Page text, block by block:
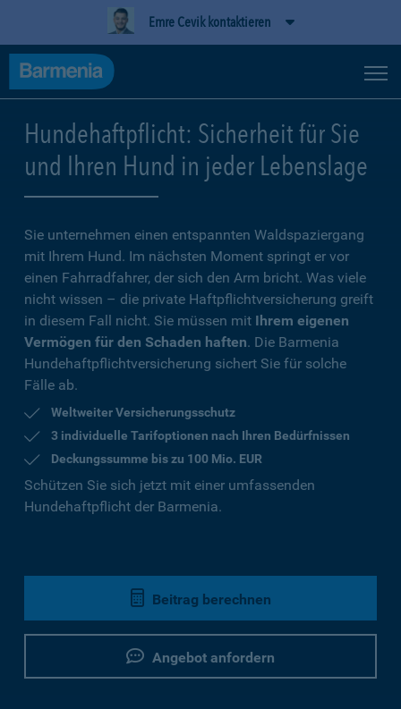
Emre Cevik kontaktieren
Hundehaftpflicht: Sicherheit für Sie
und Ihren Hund in jeder Lebenslage
Sie unternehmen einen entspannten Waldspaziergang
mit Ihrem Hund. Im nächsten Moment springt er vor
einen Fahrradfahrer, der sich den Arm bricht. Was viele
nicht wissen – die private Haftpflichtversicherung greift
in diesem Fall nicht. Sie müssen mit Ihrem eigenen
Vermögen für den Schaden haften. Die Barmenia
Hundehaftpflichtversicherung sichert Sie für solche
Fälle ab.
Weltweiter Versicherungsschutz
3 individuelle Tarifoptionen nach Ihren Bedürfnissen
Deckungssumme bis zu 100 Mio. EUR
Schützen Sie sich jetzt mit einer umfassenden
Hundehaftpflicht der Barmenia.
Beitrag berechnen
Angebot anfordern